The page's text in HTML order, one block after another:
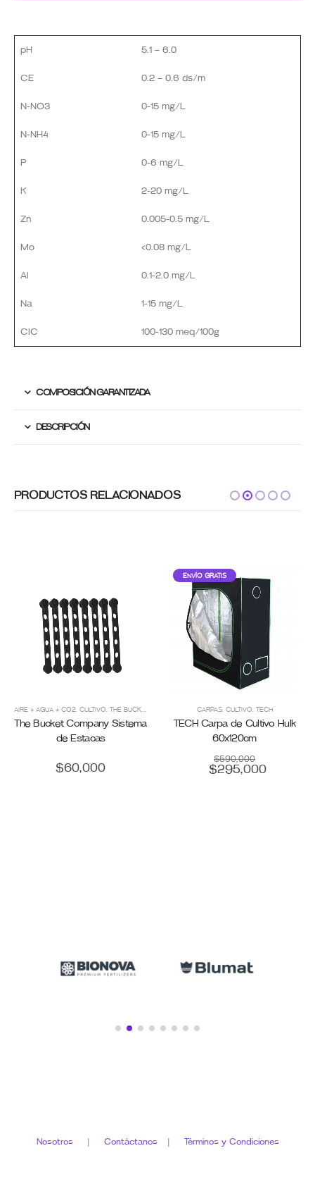
pH 5.1 – 6.0
CE 0.2 – 0.6 ds/m
N-NO3 0-15 mg/L
N-NH4 0-15 mg/L
P 0-6 mg/L
K 2-20 mg/L
Zn 0.005-0.5 mg/L
Mo <0.08 mg/L
Al 0.1-2.0 mg/L
Na 1-15 mg/L
CIC 100-130 meq/100g
COMPOSICIÓN GARANTIZADA
DESCRIPCIÓN
PRODUCTOS RELACIONADOS
COMPANY
CULTIVO , CULTIVO ORGÁNICO,ENMIENDAS PARA SUELO FERTILIZANTES,KITS DE CULTIVO
AIRE + AGUA + CO2, CULTIVO, THE BUCKET COMPANY
The Bucket Company Sistema
de Estacas
$60,000
ENVÍO GRATIS
CARPAS, CULTIVO, TECH
TECH Carpa de Cultivo Hulk
60x120cm
$590,000
$295,000
Nosotros | Contáctanos Términos y Condiciones